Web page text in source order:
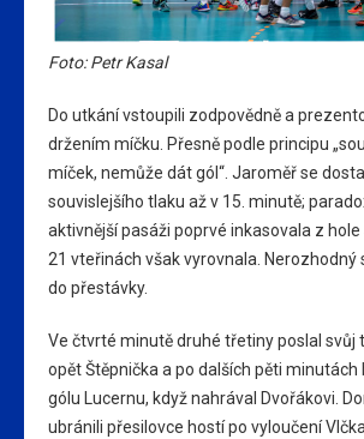
Foto: Petr Kasal
Do utkání vstoupili zodpovědně a
držením míčku. Přesně podle principu
míček, nemůže dát gól“. Jaroměř se
souvislejšího tlaku až v 15. minutě;
aktivnější pasáži poprvé inkasovala z hole
21 vteřinách však vyrovnala. Nerozhodný
do přestávky.
Ve čtvrté minutě druhé třetiny poslal svůj
opět Štěpnička a po dalších pěti minutách
gólu Lucernu, když nahrával Dvořákovi.
ubránili přesilovce hostí po vyloučení